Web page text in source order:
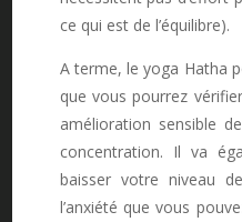
ce qui est de l’équilibre).
A terme, le yoga Hatha
que vous pourrez
amélioration sensible
concentration. Il va
baisser votre niveau
l’anxiété que vous